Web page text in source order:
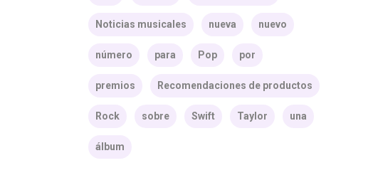
Noticias musicales nueva nuevo
número para Pop por
premios Recomendaciones de productos
Rock sobre Swift Taylor una
álbum